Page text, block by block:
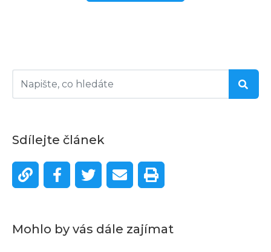
Sdílejte článek
Mohlo by vás dále zajímat